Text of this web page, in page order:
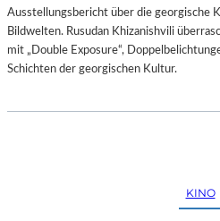
Ausstellungsbericht über die georgische
Bildwelten. Rusudan Khizanishvili
mit „Double Exposure“,
Schichten der georgischen Kultur.
KINO